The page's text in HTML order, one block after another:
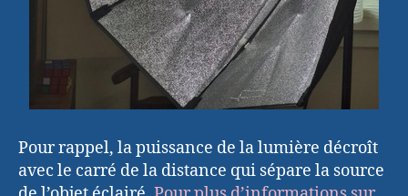
Pour rappel, la puissance de la lumière décroît
avec le carré de la distance qui sépare la source